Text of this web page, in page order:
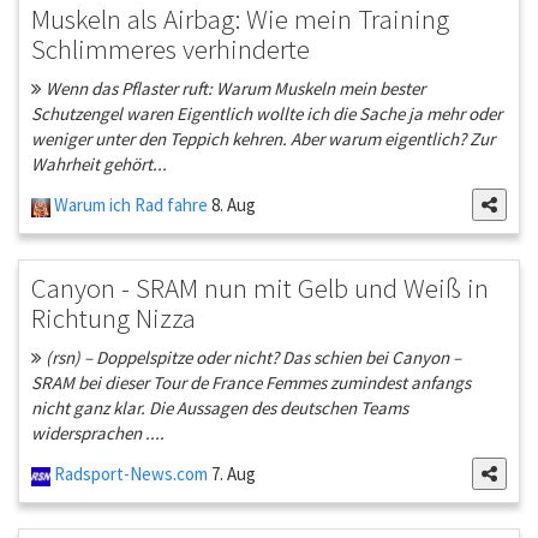
Muskeln als Airbag: Wie mein Training
Schlimmeres verhinderte
Wenn das Pflaster ruft: Warum Muskeln mein bester
Schutzengel waren Eigentlich wollte ich die Sache ja mehr oder
weniger unter den Teppich kehren. Aber warum eigentlich? Zur
Wahrheit gehört...
Warum ich Rad fahre 8. Aug
Canyon - SRAM nun mit Gelb und Weiß in
Richtung Nizza
(rsn) – Doppelspitze oder nicht? Das schien bei Canyon –
SRAM bei dieser Tour de France Femmes zumindest anfangs
nicht ganz klar. Die Aussagen des deutschen Teams
widersprachen ....
Radsport-News.com 7. Aug